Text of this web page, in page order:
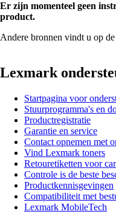
Er zijn momenteel geen
product.
Andere bronnen vindt u op de
Lexmark
Startpagina voor
Stuurprogramma's en
Productregistratie
Garantie en service
Contact opnemen met
Vind Lexmark toners
Retouretiketten voor
Controle is de beste
Productkennisgevingen
Compatibiliteit met
Lexmark MobileTech